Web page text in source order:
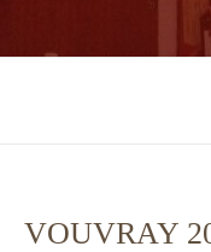
VOUVRAY